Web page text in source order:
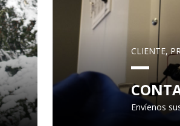
CLIENTE,
Envíenos